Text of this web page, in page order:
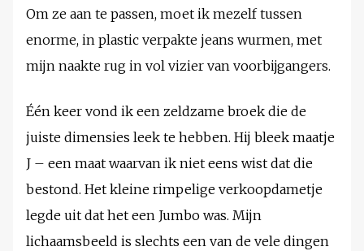
Om ze aan te passen, moet ik mezelf tussen
enorme, in plastic verpakte jeans wurmen, met
mijn naakte rug in vol vizier van voorbijgangers.
Één keer vond ik een zeldzame broek die de
juiste dimensies leek te hebben. Hij bleek maatje
J – een maat waarvan ik niet eens wist dat die
bestond. Het kleine rimpelige verkoopdametje
legde uit dat het een Jumbo was. Mijn
lichaamsbeeld is slechts een van de vele dingen